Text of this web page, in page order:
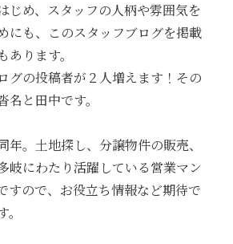
じめ、スタッフの人柄や雰囲気を
にも、このスタッフブログを掲載
あります。
グの投稿者が２人増えます！その
と田中です。
年。土地探し、分譲物件の販売、
岐にわたり活躍している営業マン
すので、お役立ち情報など期待で